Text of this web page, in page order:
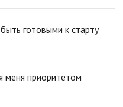
готовыми к старту
меня приоритетом